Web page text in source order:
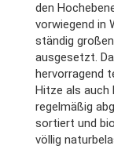
den
vorwiegend in
ständig
ausgesetzt.
hervorragend
Hitze als auch
regelmäßig
sortiert und
völlig